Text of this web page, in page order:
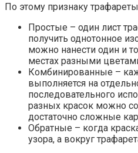
По этому признаку
Простые – один лист
получить однотонное
можно нанести один и
местах разными
Комбинированные –
выполняется на
последовательного
разных красок можно
достаточно сложные
Обратные – когда
узора, а вокруг